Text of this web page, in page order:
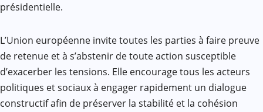
présidentielle.
L’Union européenne invite toutes les parties à faire preuve
de retenue et à s’abstenir de toute action susceptible
d’exacerber les tensions. Elle encourage tous les acteurs
politiques et sociaux à engager rapidement un dialogue
constructif afin de préserver la stabilité et la cohésion